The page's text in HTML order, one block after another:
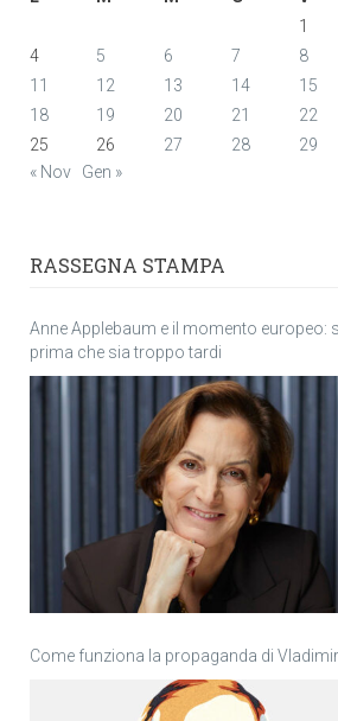
1
4
5 6 7 8
11
12 13 14 15
18
19 20 21 22
25
26 27 28 29
« Nov
Gen »
RASSEGNA STAMPA
Anne Applebaum e il momento europeo:
prima che sia troppo tardi
Come funziona la propaganda di